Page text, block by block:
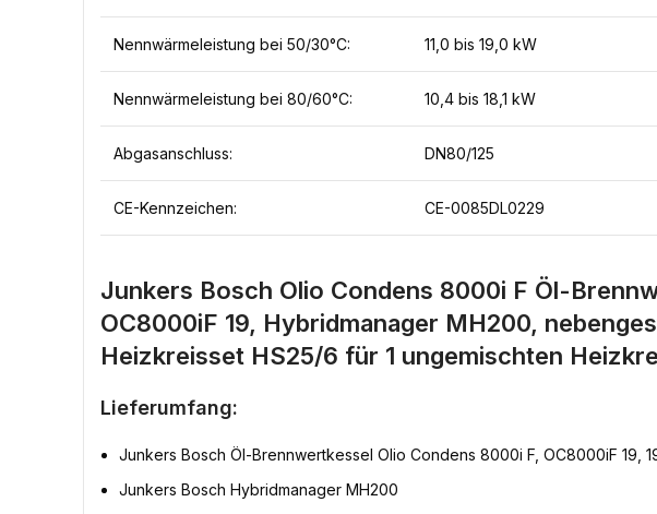
Nennwärmeleistung bei 50/30°C: 11,0 bis 19,0 kW
Nennwärmeleistung bei 80/60°C: 10,4 bis 18,1 kW
Abgasanschluss: DN80/125
CE-Kennzeichen: CE-0085DL0229
Junkers Bosch Olio Condens 8000i F Öl-
OC8000iF 19, Hybridmanager MH200,
Heizkreisset HS25/6 für 1 ungemischten
Lieferumfang:
Junkers Bosch Öl-Brennwertkessel Olio Condens 8000i F, OC8000iF 19,
Junkers Bosch Hybridmanager MH200